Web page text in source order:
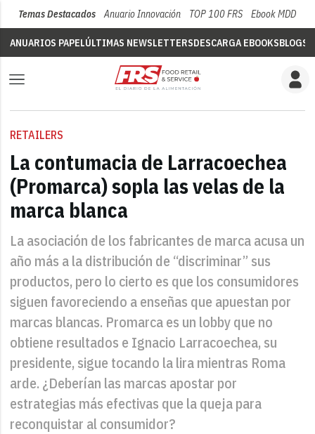
Temas Destacados Anuario Innovación TOP 100 FRS Ebook MDD
ANUARIOS PAPELÚLTIMAS NEWSLETTERSDESCARGA EBOOKSBLOGS
RETAILERS
La contumacia de Larracoechea
(Promarca) sopla las velas de la
marca blanca
La asociación de los fabricantes de marca acusa un
año más a la distribución de “discriminar” sus
productos, pero lo cierto es que los consumidores
siguen favoreciendo a enseñas que apuestan por
marcas blancas. Promarca es un lobby que no
obtiene resultados e Ignacio Larracoechea, su
presidente, sigue tocando la lira mientras Roma
arde. ¿Deberían las marcas apostar por
estrategias más efectivas que la queja para
reconquistar al consumidor?